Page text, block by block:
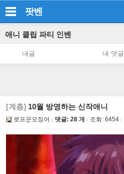
팟벤
애니 클립 파티 인벤
내글 내 댓글
[계층] 10월 방영하는 신작애니
로프꾼오징어 댓글: 28 개 조회: 6454